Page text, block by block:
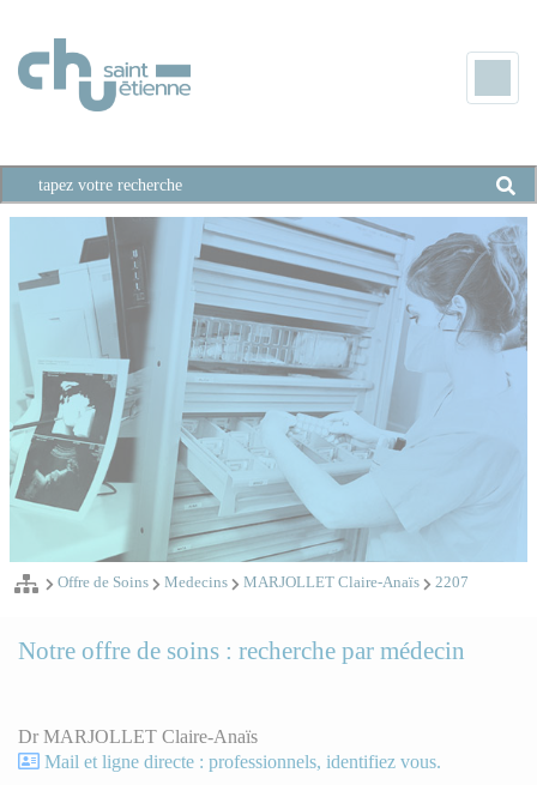
Offre de Soins Medecins MARJOLLET Claire-Anaïs 2207
Notre offre de soins : recherche par médecin
Dr MARJOLLET Claire-Anaïs
Mail et ligne directe : professionnels, identifiez vous.